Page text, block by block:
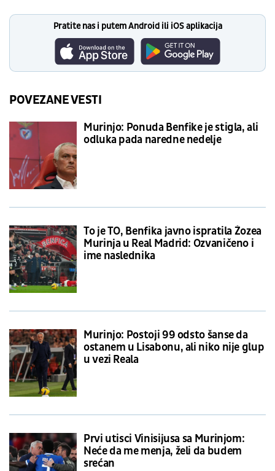
Pratite nas i putem Android ili iOS aplikacija
POVEZANE VESTI
Murinjo: Ponuda Benfike je stigla, ali
odluka pada naredne nedelje
To je TO, Benfika javno ispratila Žozea
Murinja u Real Madrid: Ozvaničeno i
ime naslednika
Murinjo: Postoji 99 odsto šanse da
ostanem u Lisabonu, ali niko nije glup
u vezi Reala
Prvi utisci Vinisijusa sa Murinjom:
Neće da me menja, želi da budem
srećan